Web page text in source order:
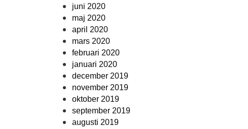
juni 2020
maj 2020
april 2020
mars 2020
februari 2020
januari 2020
december 2019
november 2019
oktober 2019
september 2019
augusti 2019